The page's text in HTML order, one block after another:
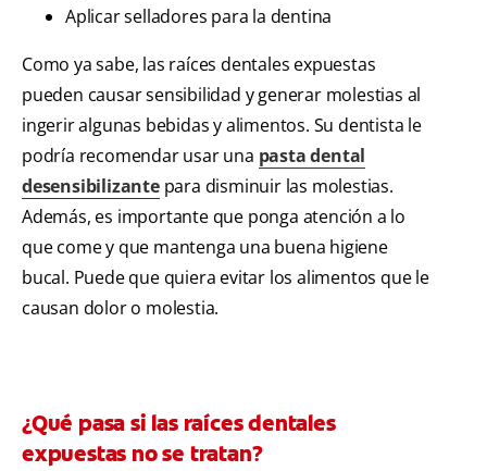
Aplicar selladores para la dentina
Como ya sabe, las raíces dentales expuestas
pueden causar sensibilidad y generar molestias al
ingerir algunas bebidas y alimentos. Su dentista le
podría recomendar usar una pasta dental
desensibilizantepara disminuir las molestias.
Además, es importante que ponga atención a lo
que come y que mantenga una buena higiene
bucal. Puede que quiera evitar los alimentos que le
causan dolor o molestia.
¿Qué pasa si las raíces dentales
expuestas no se tratan?